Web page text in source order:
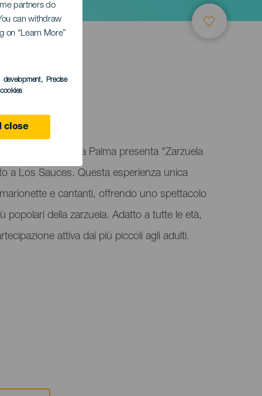
partners do
can withdraw
on “Learn More”
development, Precise
close
e Zarzuela della Palma presenta "Zarzuela
a Los Sauces. Questa esperienza unica
e cantanti, offrendo uno spettacolo
popolari della zarzuela. Adatto a tutte le età,
attiva dai più piccoli agli adulti.